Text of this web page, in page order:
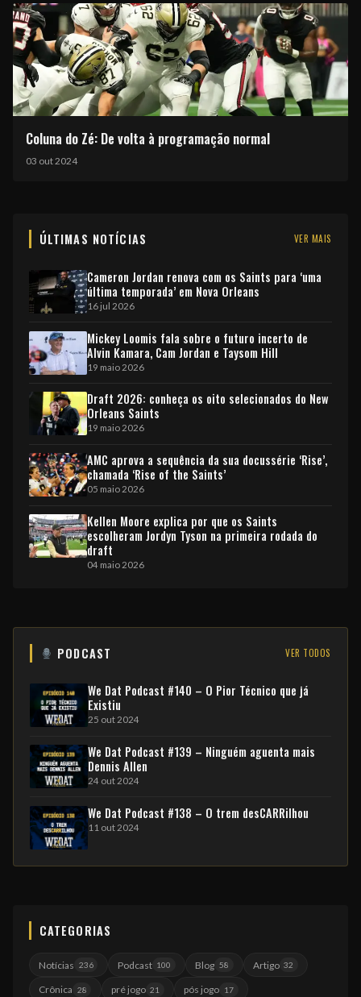
Coluna do Zé: De volta à programação normal
03 out 2024
ÚLTIMAS NOTÍCIAS VER MAIS
Cameron Jordan renova com os Saints para ‘uma
última temporada’ em Nova Orleans
16 jul 2026
Mickey Loomis fala sobre o futuro incerto de
Alvin Kamara, Cam Jordan e Taysom Hill
19 maio 2026
Draft 2026: conheça os oito selecionados do New
Orleans Saints
19 maio 2026
AMC aprova a sequência da sua docussérie ‘Rise’,
chamada ‘Rise of the Saints’
05 maio 2026
Kellen Moore explica por que os Saints
escolheram Jordyn Tyson na primeira rodada do
draft
04 maio 2026
PODCAST VER TODOS
We Dat Podcast #140 – O Pior Técnico que já
Existiu
25 out 2024
We Dat Podcast #139 – Ninguém aguenta mais
Dennis Allen
24 out 2024
We Dat Podcast #138 – O trem desCARRilhou
11 out 2024
CATEGORIAS
Notícias 236 Podcast 100 Blog 58 Artigo 32
Crônica 28 pré jogo 21 pós jogo 17